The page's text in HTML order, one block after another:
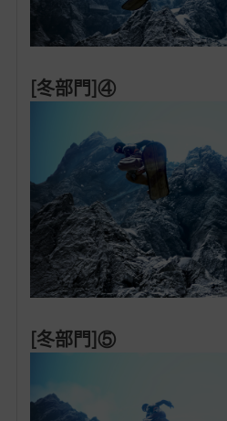
[冬部門]④
[冬部門]⑤